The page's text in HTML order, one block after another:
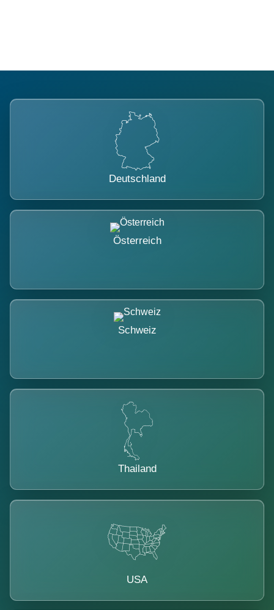
Deutschland
Österreich
Schweiz
Thailand
USA